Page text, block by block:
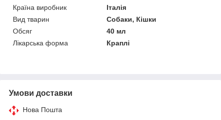
Країна виробник
Італія
Вид тварин
Собаки, Кішки
Обсяг
40 мл
Лікарська форма
Краплі
Умови доставки
Нова Пошта